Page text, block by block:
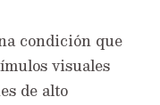
condición que
visuales
de alto